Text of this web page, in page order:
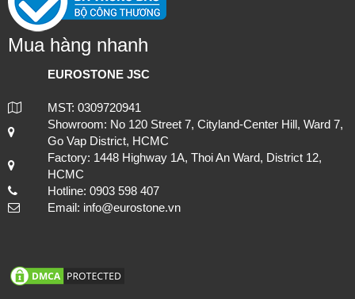
Mua hàng nhanh
EUROSTONE JSC
MST: 0309720941
Showroom: No 120 Street 7, Cityland-Center Hill, Ward 7,
Go Vap District, HCMC
Factory: 1448 Highway 1A, Thoi An Ward, District 12,
HCMC
Hotline: 0903 598 407
Email: info@eurostone.vn